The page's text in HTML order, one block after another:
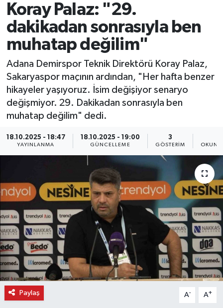
Koray Palaz: "29.
dakikadan sonrasıyla ben
muhatap değilim"
Adana Demirspor Teknik Direktörü Koray Palaz,
Sakaryaspor maçının ardından, "Her hafta benzer
hikayeler yaşıyoruz. İsim değişiyor senaryo
değişmiyor. 29. Dakikadan sonrasıyla ben
muhatap değilim" dedi.
18.10.2025 - 18:47
YAYINLANMA
18.10.2025 - 19:00
GÜNCELLEME
3
GÖSTERIM
Paylaş A- A+